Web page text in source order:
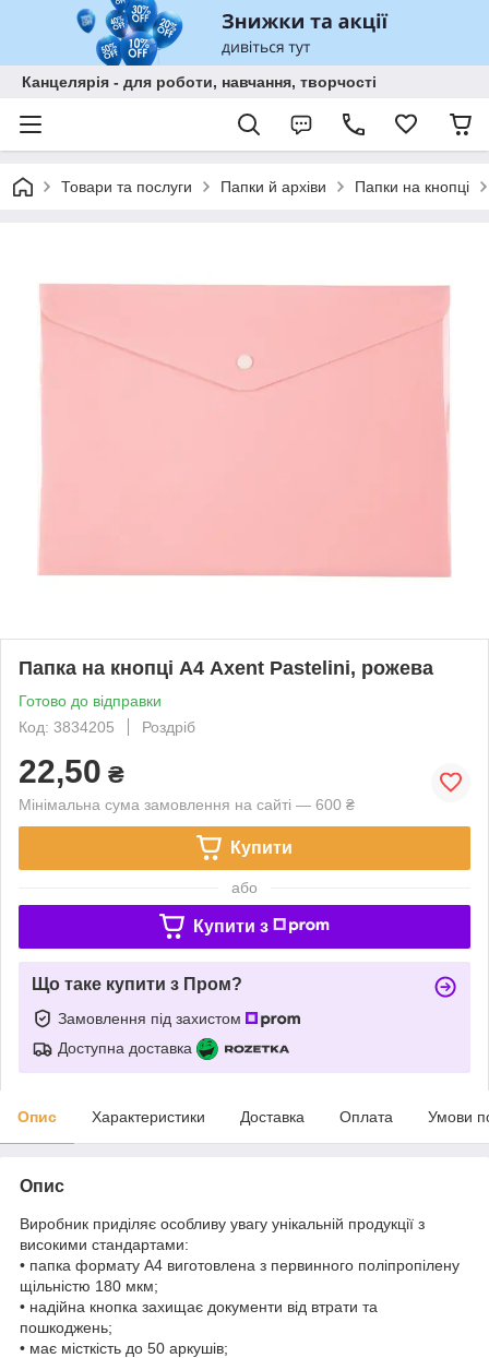
Канцелярія - для роботи, навчання, творчості
Товари та послуги Папки й архіви Папки на кнопці
Папка на кнопці А4 Axent Pastelini, рожева
Готово до відправки
Код: 3834205
Роздріб
22,50 ₴
Мінімальна сума замовлення на сайті — 600 ₴
Купити
або
Купити з
Що таке купити з Пром?
Замовлення під захистом
Доступна доставка
Опис Характеристики Доставка Оплата Умови
Опис
Виробник приділяє особливу увагу унікальній продукції з
високими стандартами:
• папка формату А4 виготовлена з первинного поліпропілену
щільністю 180 мкм;
• надійна кнопка захищає документи від втрати та
пошкоджень;
• має місткість до 50 аркушів;